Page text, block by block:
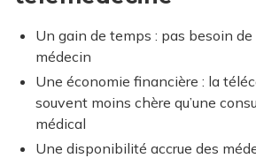
Un gain de temps : pas besoin
médecin
Une économie financière : la
souvent moins chère qu’une
médical
Une disponibilité accrue des